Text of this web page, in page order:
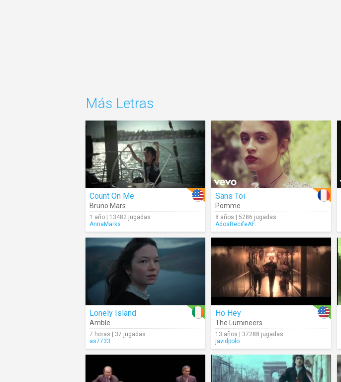
Más Letras
Count On Me
Bruno Mars
1 año | 13482 jugadas
AnnaMarks
Sans Toi
Pomme
8 años | 5286 jugadas
AdosRecifeAF
Lonely Island
Amble
7 horas | 37 jugadas
as7733
Ho Hey
The Lumineers
13 años | 37288 jugadas
javidpolo